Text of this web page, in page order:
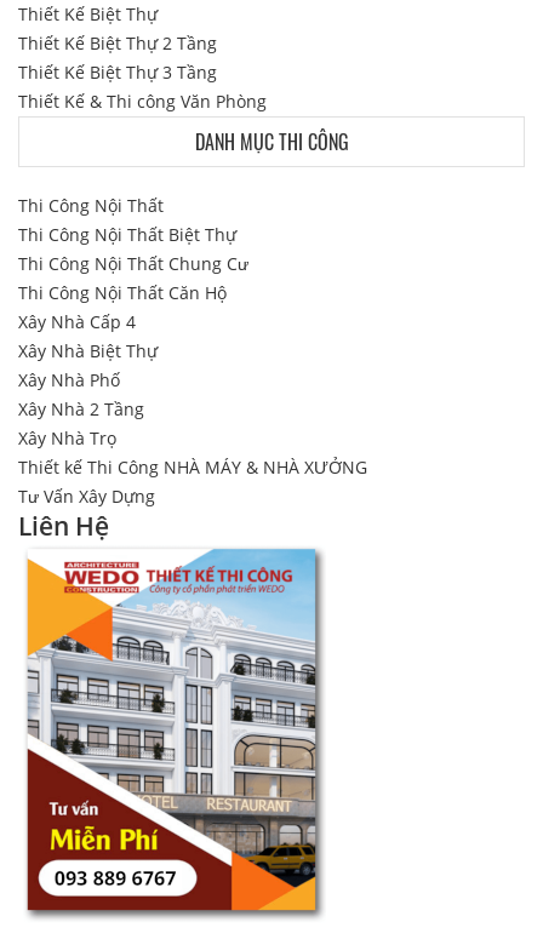
Thiết Kế Biệt Thự
Thiết Kế Biệt Thự 2 Tầng
Thiết Kế Biệt Thự 3 Tầng
Thiết Kế & Thi công Văn Phòng
DANH MỤC THI CÔNG
Thi Công Nội Thất
Thi Công Nội Thất Biệt Thự
Thi Công Nội Thất Chung Cư
Thi Công Nội Thất Căn Hộ
Xây Nhà Cấp 4
Xây Nhà Biệt Thự
Xây Nhà Phố
Xây Nhà 2 Tầng
Xây Nhà Trọ
Thiết kế Thi Công NHÀ MÁY & NHÀ XƯỞNG
Tư Vấn Xây Dựng
Liên Hệ